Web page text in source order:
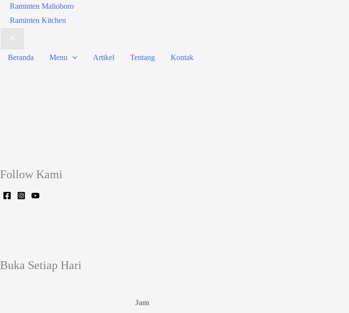
Raminten Malioboro
Raminten Kitchen
Beranda Menu Artikel Tentang Kontak
Follow Kami
Buka Setiap Hari
Jam